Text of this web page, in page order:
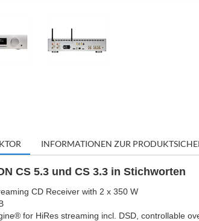
INFORMATIONEN ZUR
CS 5.3 und CS 3.3 in Stichworten
CD Receiver with 2 x 350 W
for HiRes streaming incl. DSD, controllable